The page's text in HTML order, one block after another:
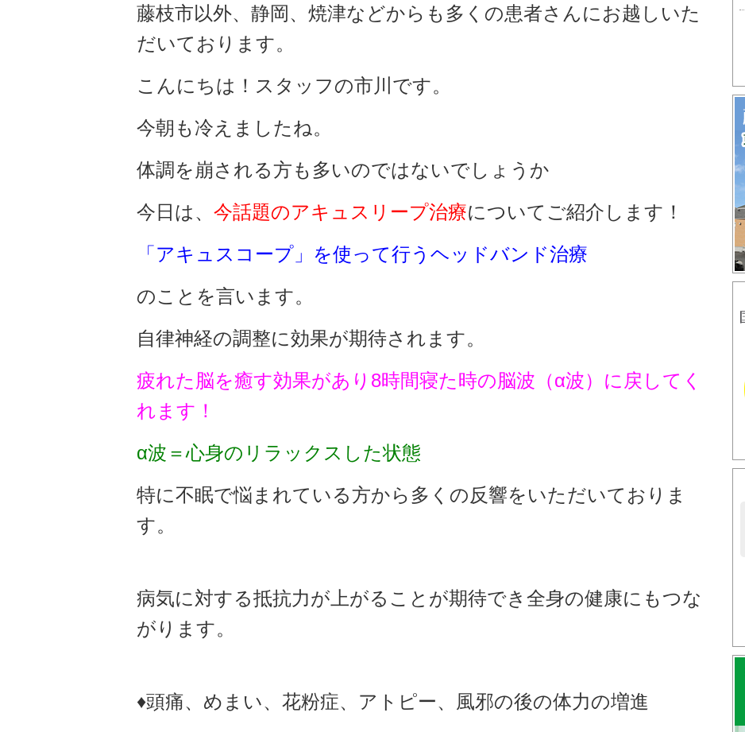
藤枝市以外、静岡、焼津などからも多くの患者さんにお越しいた
だいております。
こんにちは！スタッフの市川です。
今朝も冷えましたね。
体調を崩される方も多いのではないでしょうか
今日は、 今話題のアキュスリープ治療についてご紹介します！
「アキュスコープ」を使って行うヘッドバンド治療
のことを言います。
自律神経の調整に効果が期待されます。
疲れた脳を癒す効果があり8時間寝た時の脳波（α波）に戻してく
れます！
α波＝心身のリラックスした状態
特に不眠で悩まれている方から 多くの反響をいただいておりま
す。
病気に対する抵抗力が上がることが期待でき全身の健康にもつな
がります。
♦頭痛、めまい、花粉症、アトピー、風邪の後の体力の増進